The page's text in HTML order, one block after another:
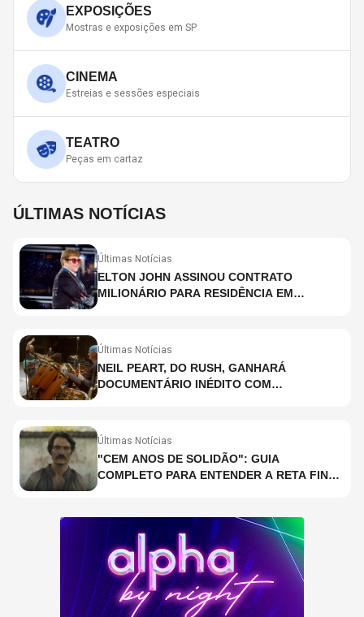
EXPOSIÇÕES
Mostras e exposições em SP
CINEMA
Estreias e sessões especiais
TEATRO
Peças em cartaz
ÚLTIMAS NOTÍCIAS
Últimas Notícias
ELTON JOHN ASSINOU CONTRATO
MILIONÁRIO PARA RESIDÊNCIA EM
Últimas Notícias
NEIL PEART, DO RUSH, GANHARÁ
DOCUMENTÁRIO INÉDITO COM
Últimas Notícias
"CEM ANOS DE SOLIDÃO": GUIA
COMPLETO PARA ENTENDER A RETA FINAL